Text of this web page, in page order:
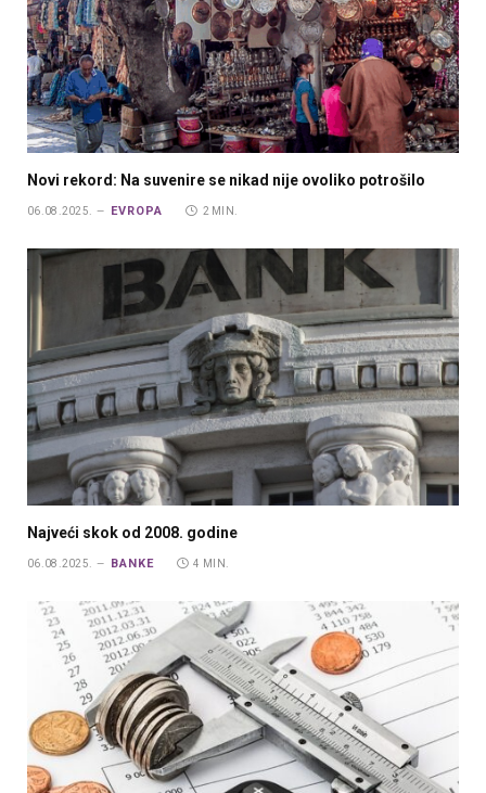
Novi rekord: Na suvenire se nikad nije ovoliko potrošilo
06.08.2025. EVROPA 2 MIN.
Najveći skok od 2008. godine
06.08.2025. BANKE 4 MIN.